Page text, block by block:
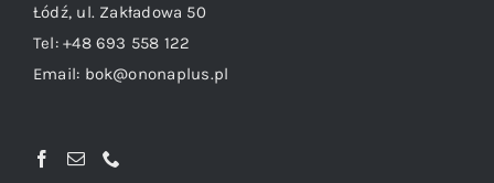
Łódź, ul. Zakładowa 50
Tel:+48 693 558 122
Email: bok@ononaplus.pl